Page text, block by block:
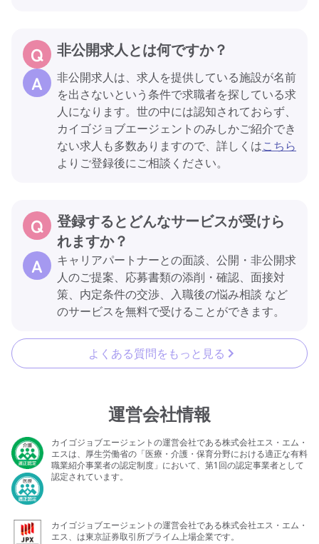
非公開求人とは何ですか？
非公開求人は、求人を提供している施設が名前
を出さないという条件で求職者を探している求
人になります。世の中には認知されておらず、
カイゴジョブエージェントのみしかご紹介でき
ない求人も多数ありますので、詳しくはこちら
よりご登録後にご相談ください。
登録するとどんなサービスが受けら
れますか？
キャリアパートナーとの面談、公開・非公開求
人のご提案、応募書類の添削・確認、面接対
策、内定条件の交渉、入職後の悩み相談 など
のサービスを無料で受けることができます。
よくある質問をもっと見る
運営会社情報
カイゴジョブエージェントの運営会社である株式会社エス・エム・
エスは、厚生労働省の「医療・介護・保育分野における適正な有料
職業紹介事業者の認定制度」において、第1回の認定事業者として
認定されています。
カイゴジョブエージェントの運営会社である株式会社エス・エム・
エス、は東京証券取引所プライム上場企業です。